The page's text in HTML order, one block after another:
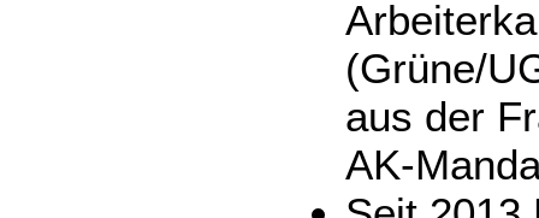
(Grüne/
aus der
AK-